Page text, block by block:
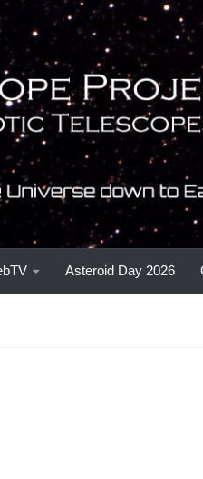
Asteroid Day 2026